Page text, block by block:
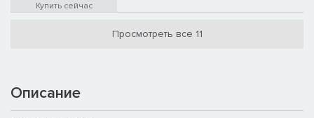
Купить сейчас
Просмотреть все 11
Описание